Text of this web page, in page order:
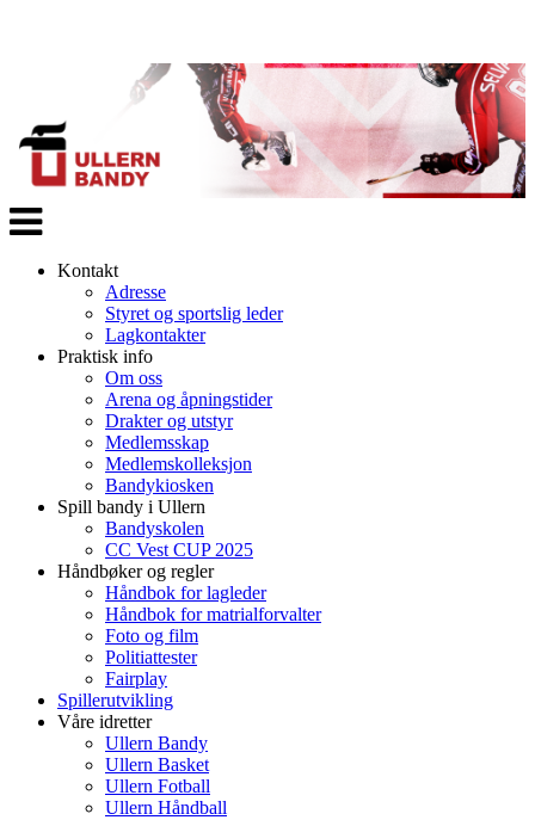
Veksle
navigasjon
Kontakt
Adresse
Styret og sportslig leder
Lagkontakter
Praktisk info
Om oss
Arena og åpningstider
Drakter og utstyr
Medlemsskap
Medlemskolleksjon
Bandykiosken
Spill bandy i Ullern
Bandyskolen
CC Vest CUP 2025
Håndbøker og regler
Håndbok for lagleder
Håndbok for matrialforvalter
Foto og film
Politiattester
Fairplay
Spillerutvikling
Våre idretter
Ullern Bandy
Ullern Basket
Ullern Fotball
Ullern Håndball